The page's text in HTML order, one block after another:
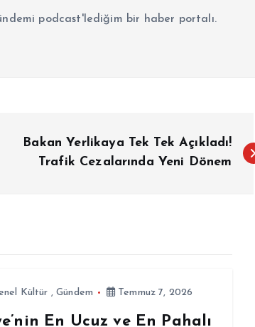
podcast'lediğim bir haber portalı.
Bakan Yerlikaya Tek Tek Açıkladı!
Trafik Cezalarında Yeni Dönem
Kültür ,Gündem Temmuz 7, 2026
En Ucuz ve En Pahalı